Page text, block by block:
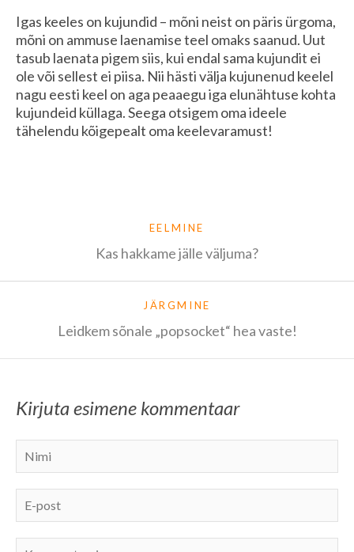
Igas keeles on kujundid – mõni neist on päris ürgoma,
mõni on ammuse laenamise teel omaks saanud. Uut
tasub laenata pigem siis, kui endal sama kujundit ei
ole või sellest ei piisa. Nii hästi välja kujunenud keelel
nagu eesti keel on aga peaaegu iga elunähtuse kohta
kujundeid küllaga. Seega otsigem oma ideele
tähelendu kõigepealt oma keelevaramust!
EELMINE
Kas hakkame jälle väljuma?
JÄRGMINE
Leidkem sõnale „popsocket“ hea vaste!
Kirjuta esimene kommentaar